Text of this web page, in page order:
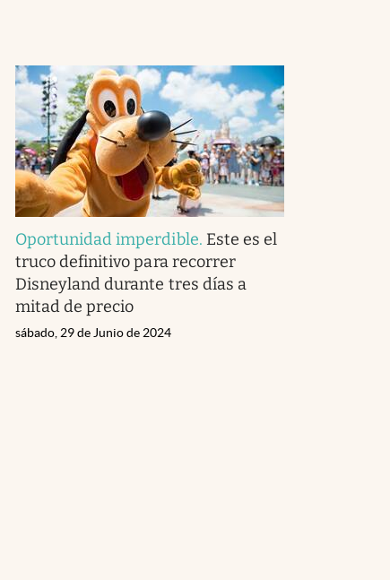
Oportunidad imperdible. Este es el
truco definitivo para recorrer
Disneyland durante tres días a
mitad de precio
sábado, 29 de Junio de 2024